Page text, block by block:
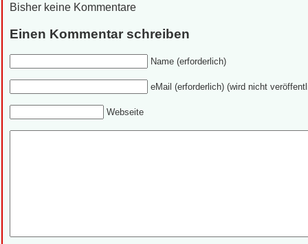
Bisher keine Kommentare
Einen Kommentar schreiben
Name (erforderlich)
eMail (erforderlich) (wird nicht
Webseite